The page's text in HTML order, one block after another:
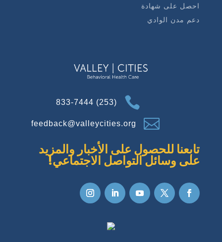
احصل على شهادة
دعم مدن الوادي

(253) 833-7444

feedback@valleycities.org
تابعنا للحصول على الأخبار والمزيد
على وسائل التواصل الاجتماعي!